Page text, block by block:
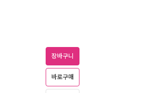
장바구니
바로구매